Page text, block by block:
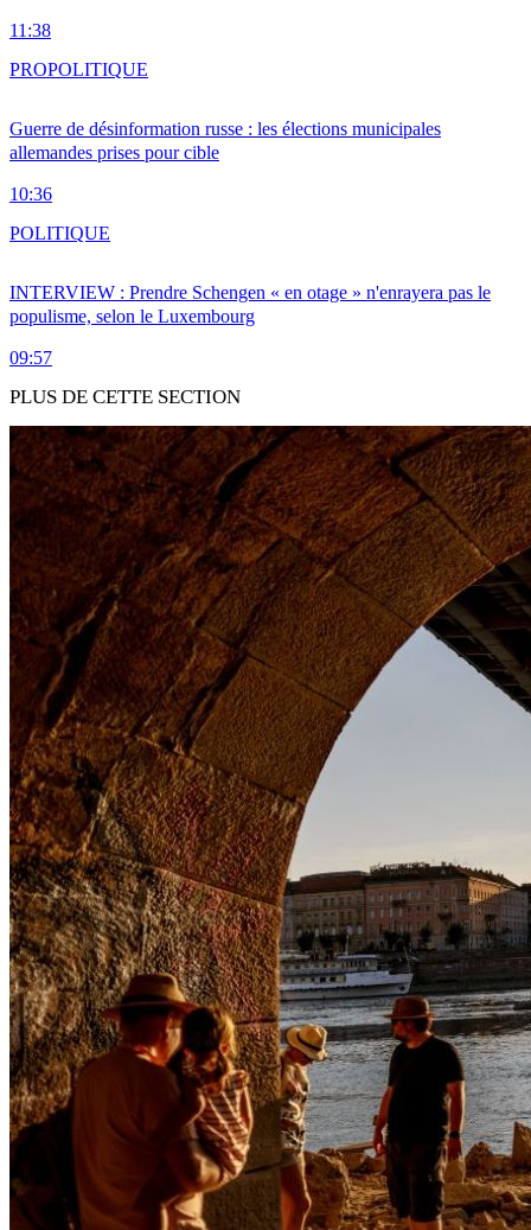
11:38
Guerre de désinformation russe : les élections municipales
allemandes prises pour cible
10:36
PROPOLITIQUE
INTERVIEW : Prendre Schengen « en otage » n'enrayera pas le
populisme, selon le Luxembourg
09:57
POLITIQUE
PLUS DE CETTE SECTION